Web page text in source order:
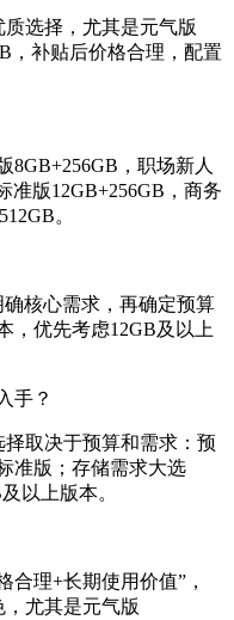
质选择，尤其是元气版
，补贴后价格合理，配置
8GB+256GB，职场新人
准版12GB+256GB，商务
。
核心需求，再确定预算
，优先考虑12GB及以上
手？
取决于预算和需求：预
准版；存储需求大选
以上版本。
合理+长期使用价值”，
尤其是元气版